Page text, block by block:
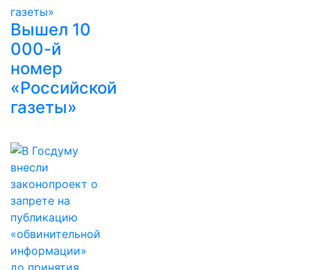
Вышел 10
000-й
номер
«Российской
газеты»